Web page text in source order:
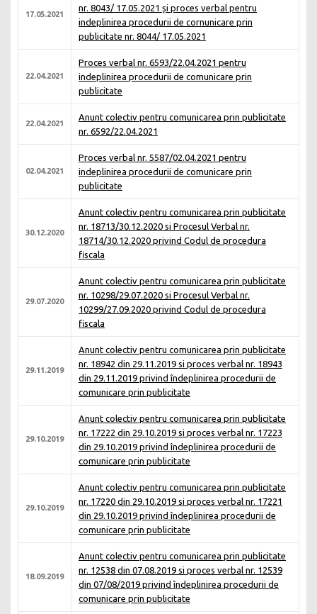
17.05.2021
nr. 8043/ 17.05.2021 și proces verbal pentru
indeplinirea procedurii de cornunicare prin
publicitate nr. 8044/ 17.05.2021
22.04.2021
Proces verbal nr. 6593/22.04.2021 pentru
indeplinirea procedurii de comunicare prin
publicitate
22.04.2021
Anunt colectiv pentru comunicarea prin publicitate
nr. 6592/22.04.2021
02.04.2021
Proces verbal nr. 5587/02.04.2021 pentru
indeplinirea procedurii de comunicare prin
publicitate
30.12.2020
Anunt colectiv pentru comunicarea prin publicitate
nr. 18713/30.12.2020 si Procesul Verbal nr.
18714/30.12.2020 privind Codul de procedura
fiscala
29.07.2020
Anunt colectiv pentru comunicarea prin publicitate
nr. 10298/29.07.2020 si Procesul Verbal nr.
10299/27.09.2020 privind Codul de procedura
fiscala
29.11.2019
Anunt colectiv pentru comunicarea prin publicitate
nr. 18942 din 29.11.2019 si proces verbal nr. 18943
din 29.11.2019 privind îndeplinirea procedurii de
comunicare prin publicitate
29.10.2019
Anunt colectiv pentru comunicarea prin publicitate
nr. 17222 din 29.10.2019 si proces verbal nr. 17223
din 29.10.2019 privind îndeplinirea procedurii de
comunicare prin publicitate
29.10.2019
Anunt colectiv pentru comunicarea prin publicitate
nr. 17220 din 29.10.2019 si proces verbal nr. 17221
din 29.10.2019 privind îndeplinirea procedurii de
comunicare prin publicitate
18.09.2019
Anunt colectiv pentru comunicarea prin publicitate
nr. 12538 din 07.08.2019 si proces verbal nr. 12539
din 07/08/2019 privind îndeplinirea procedurii de
comunicare prin publicitate